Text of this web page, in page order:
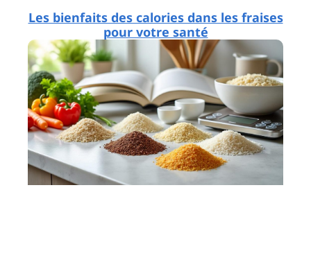
Les bienfaits des calories dans les fraises
pour votre santé